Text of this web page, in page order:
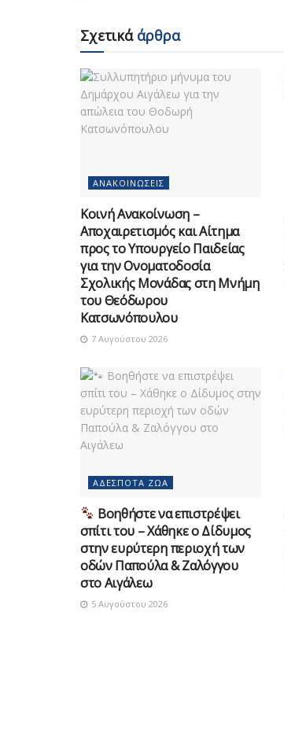
Σχετικάάρθρα
ΑΝΑΚΟΙΝΏΣΕΙΣ
Κοινή Ανακοίνωση –
Αποχαιρετισμός και Αίτημα
προς το Υπουργείο Παιδείας
για την Ονοματοδοσία
Σχολικής Μονάδας στη Μνήμη
του Θεόδωρου
Κατσωνόπουλου
7 Αυγούστου 2026
ΑΔΈΣΠΟΤΑ ΖΏΑ
Βοηθήστε να επιστρέψει
σπίτι του – Χάθηκε ο Δίδυμος
στην ευρύτερη περιοχή των
οδών Παπούλα & Ζαλόγγου
στο Αιγάλεω
5 Αυγούστου 2026